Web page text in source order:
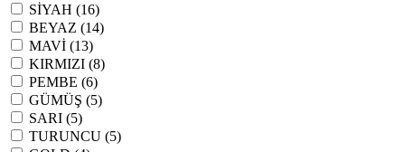
SİYAH (16)
BEYAZ (14)
MAVİ (13)
KIRMIZI (8)
PEMBE (6)
GÜMÜŞ (5)
SARI (5)
TURUNCU (5)